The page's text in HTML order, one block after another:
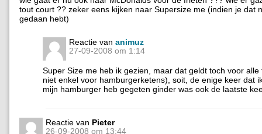
tout court ?? zeker eens kijken naar Supersize me (indien je dat
gedaan hebt)
Reactie van animuz
27-09-2008 om 1:14
Super Size me heb ik gezien, maar dat geldt toch voor alle
niet enkel voor hamburgerketens), soit, de enige keer dat
mijn hamburger heb gegeten ginder was ook de laatste
Reactie van Pieter
26-09-2008 om 13:44